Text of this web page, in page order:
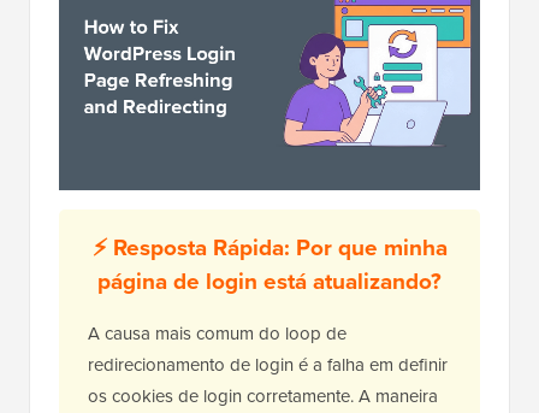
⚡ Resposta Rápida: Por que minha
página de login está atualizando?
A causa mais comum do loop de
redirecionamento de login é a falha em definir
os cookies de login corretamente. A maneira